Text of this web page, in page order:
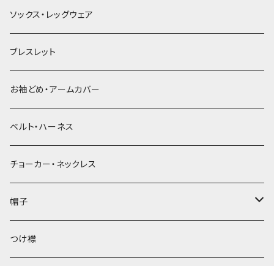
ソックス・レッグウェア
ブレスレット
お袖どめ・アームカバー
ベルト・ハーネス
チョーカー・ネックレス
帽子
ベレー帽
つけ襟